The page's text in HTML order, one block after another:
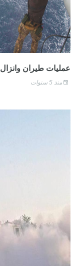
عمليات طيران
منذ 5 سنوات